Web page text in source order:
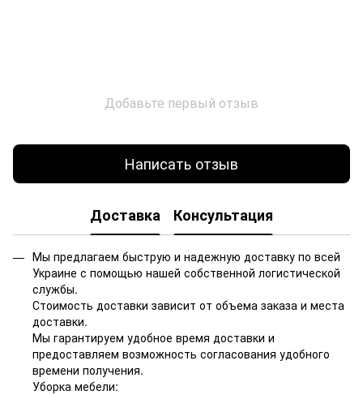
Добавьте первый отзыв
Написать отзыв
Доставка Консультация
Мы предлагаем быструю и надежную доставку по всей
Украине с помощью нашей собственной логистической
службы.
Стоимость доставки зависит от объема заказа и места
доставки.
Мы гарантируем удобное время доставки и
предоставляем возможность согласования удобного
времени получения.
Уборка мебели: